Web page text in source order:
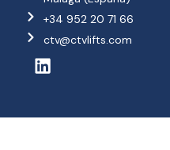
+34 952 20 71 66
ctv@ctvlifts.com